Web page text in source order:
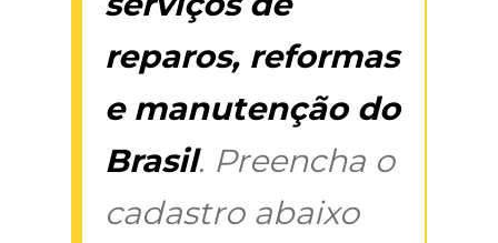
reparos, reformas
e manutenção do
Brasil. Preencha o
cadastro abaixo